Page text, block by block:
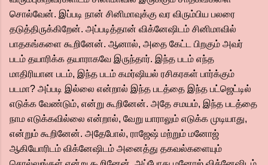
சொல்வேன். இப்படி நான் சினிமாவுக்கு வர விரும்பிய பலரை
தடுத்திருக்கிறேன். அப்படித்தான் விக்னேஷிடம் சினிமாவில்
பாதகங்களை கூறினேன். ஆனால், அதை கேட்ட பிறகும் அவர்
படம் தயாரிக்க தயாராகவே இருந்தார். இந்த படம் எந்த
மாதிரியான படம், இந்த படம் கமர்ஷியல் ரசிகரகள் பார்க்கும்
படமா? அப்படி இல்லை என்றால் இந்த படத்தை இந்த பட்ஜெட்டில்
எடுக்க வேண்டும், என்று கூறினேன். அதே சமயம், இந்த படத்தை
நாம எடுக்கவில்லை என்றால், வேறு யாராலும் எடுக்க முடியாது,
என்றும் கூறினேன். அதேபோல், ராஜேஷ் மற்றும் மனோஜ்
ஆகியோரிடம் விக்னேஷிடம் அனைத்து தகவல்களையும்